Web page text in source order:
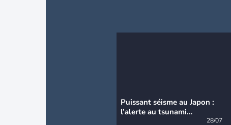
Puissant séisme au Japon :
l’alerte au tsunami
28/07